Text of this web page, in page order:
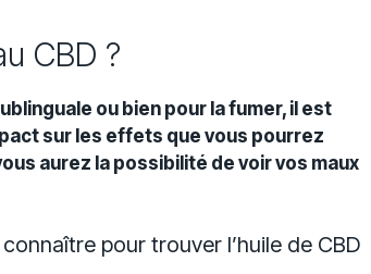
CBD ?
ou bien pour la fumer, il est
sur les effets que vous pourrez
aurez la possibilité de voir vos maux
pour trouver l’huile de CBD